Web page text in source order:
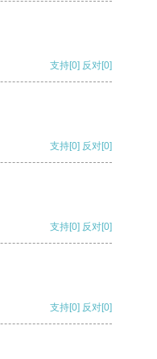
支持[0] 反对[0]
支持[0] 反对[0]
支持[0] 反对[0]
支持[0] 反对[0]